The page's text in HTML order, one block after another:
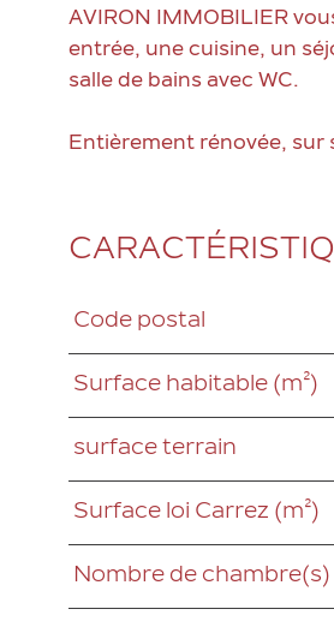
AVIRON IMMOBILIER
entrée, une cuisine, un
salle de bains avec WC.
Entièrement rénovée, sur
Caractéristiques
Code postal
Surface habitable (m²)
surface terrain
Surface loi Carrez (m²)
Nombre de chambre(s)